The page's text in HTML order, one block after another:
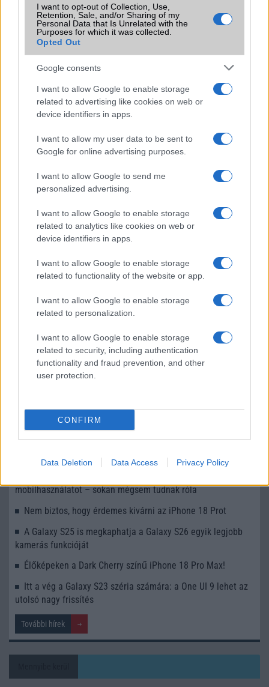
I want to opt-out of Collection, Use,
Retention, Sale, and/or Sharing of my
Personal Data that Is Unrelated with the
Purposes for which it was collected.
Opted Out
Google consents
I want to allow Google to enable storage
related to advertising like cookies on web or
device identifiers in apps.
I want to allow my user data to be sent to
Google for online advertising purposes.
I want to allow Google to send me
personalized advertising.
I want to allow Google to enable storage
related to analytics like cookies on web or
device identifiers in apps.
I want to allow Google to enable storage
related to functionality of the website or app.
I want to allow Google to enable storage
related to personalization.
I want to allow Google to enable storage
related to security, including authentication
functionality and fraud prevention, and other
user protection.
CONFIRM
Data Deletion Data Access Privacy Policy
KAPCSOLÓDÓ HÍREK
Exkluzív: a Samsung Galaxy S24 FE nagyobb kijelzővel és
Nem kap Qualcomm processzort a Samsung Galaxy S24 FE
A Samsung Galaxy S24 FE nem a legújabb One UI 7-tel
érkezik
Szinte minden részlet kiderült a Samsung új, megfizethető
csúcsmobiljáról
Ezen bukhat el a Samsung Galaxy S24 FE
Samsung Galaxy S24 FE: friss részletek és árak!
Újabb Samsung Galaxy S24 FE kicsomagolási videó
bukkant fel
LEGOLVASOTTABBAK
Számos népszerű Samsung Galaxy készülék kimarad a One
iPhone 18 bemutató dátum - ekkor rántja le a leplet az
Apple az új csúcsmobilokról
Az Android rejtett automatizmusai: hat funkció, amely
észrevétlenül könnyíti meg a mindennapokat
mobilhasználatot – sokan mégsem tudnak róla
Nem biztos, hogy érdemes kivárni az iPhone 18 Prot
A Galaxy S25 is megkaphatja a Galaxy S26 egyik legjobb
kamerás funkcióját
Élőképeken a Dark Cherry színű iPhone 18 Pro Max!
Itt a vég a Galaxy S23 széria számára: a One UI 9 lehet az
utolsó nagy frissítés
További hírek